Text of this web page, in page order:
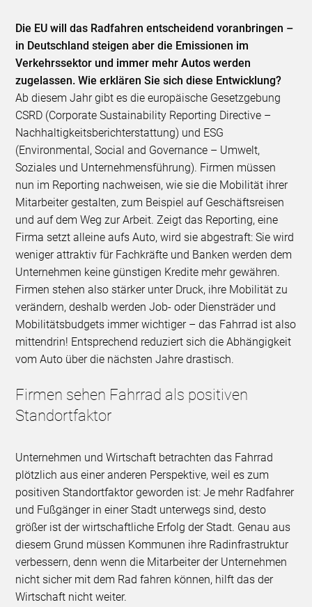
Die EU will das Radfahren entscheidend voranbringen –
in Deutschland steigen aber die Emissionen im
Verkehrssektor und immer mehr Autos werden
zugelassen. Wie erklären Sie sich diese Entwicklung?
Ab diesem Jahr gibt es die europäische Gesetzgebung
CSRD (Corporate Sustainability Reporting Directive –
Nachhaltigkeitsberichterstattung) und ESG
(Environmental, Social and Governance – Umwelt,
Soziales und Unternehmensführung). Firmen müssen
nun im Reporting nachweisen, wie sie die Mobilität ihrer
Mitarbeiter gestalten, zum Beispiel auf Geschäftsreisen
und auf dem Weg zur Arbeit. Zeigt das Reporting, eine
Firma setzt alleine aufs Auto, wird sie abgestraft: Sie wird
weniger attraktiv für Fachkräfte und Banken werden dem
Unternehmen keine günstigen Kredite mehr gewähren.
Firmen stehen also stärker unter Druck, ihre Mobilität zu
verändern, deshalb werden Job- oder Diensträder und
Mobilitätsbudgets immer wichtiger – das Fahrrad ist also
mittendrin! Entsprechend reduziert sich die Abhängigkeit
vom Auto über die nächsten Jahre drastisch.
Firmen sehen Fahrrad als positiven
Standortfaktor
Unternehmen und Wirtschaft betrachten das Fahrrad
plötzlich aus einer anderen Perspektive, weil es zum
positiven Standortfaktor geworden ist: Je mehr Radfahrer
und Fußgänger in einer Stadt unterwegs sind, desto
größer ist der wirtschaftliche Erfolg der Stadt. Genau aus
diesem Grund müssen Kommunen ihre Radinfrastruktur
verbessern, denn wenn die Mitarbeiter der Unternehmen
nicht sicher mit dem Rad fahren können, hilft das der
Wirtschaft nicht weiter.